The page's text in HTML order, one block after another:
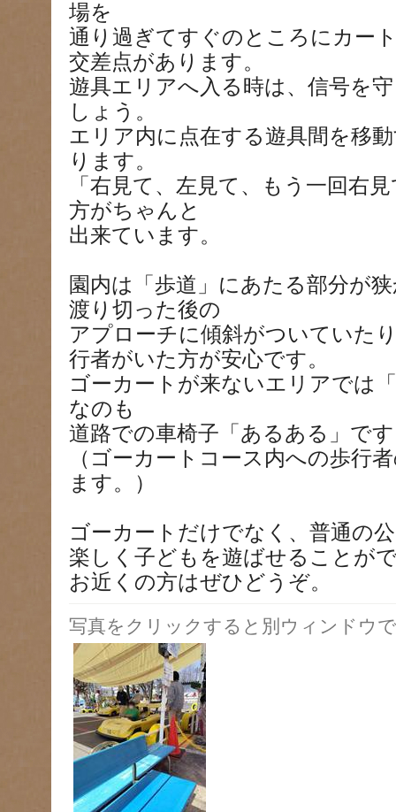
場を
通り過ぎてすぐのところにカー
交差点があります。
遊具エリアへ入る時は、信号を
しょう。
エリア内に点在する遊具間を移
ります。
「右見て、左見て、もう一回右
方がちゃんと
出来ています。
園内は「歩道」にあたる部分が
渡り切った後の
アプローチに傾斜がついていた
行者がいた方が安心です。
ゴーカートが来ないエリアでは
なのも
道路での車椅子「あるある」で
（ゴーカートコース内への歩行
ます。）
ゴーカートだけでなく、普通の
楽しく子どもを遊ばせることが
お近くの方はぜひどうぞ。
写真をクリックすると別ウィンドウ